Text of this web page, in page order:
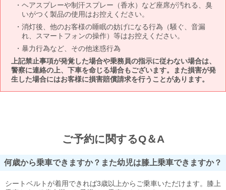
ヘアスプレーや制汗スプレー（香水）など座席が汚れる、臭
いがつく製品の使用はお控えください。
消灯後、他のお客様の睡眠の妨げになる行為（騒ぐ、音漏
れ、スマートフォンの操作）等はお控えください。
暴力行為など、その他迷惑行為
上記禁止事項が発覚した場合や乗務員の指示に従わない場合は、
警察に連絡の上、下車を命じる場合もございます。また損害が発
生した場合にはお客様に損害賠償請求を行うことがあります。
ご予約に関するQ＆A
何歳から乗車できますか？また幼児は膝上乗車できますか？
シートベルトが着用できれば3歳以上からご乗車いただけます。膝上